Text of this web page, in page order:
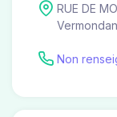
RUE DE
Non